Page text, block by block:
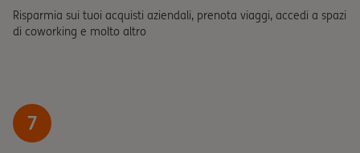
Risparmia sui tuoi acquisti aziendali, prenota viaggi, accedi a spazi
di coworking e molto altro
7